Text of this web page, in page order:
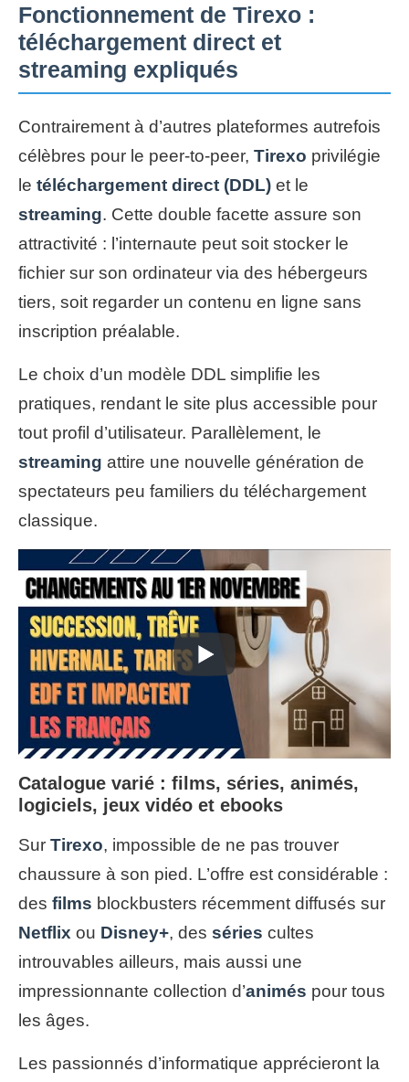
Fonctionnement de Tirexo :
téléchargement direct et
streaming expliqués
Contrairement à d’autres plateformes autrefois
célèbres pour le peer-to-peer, Tirexo privilégie
le téléchargement direct (DDL) et le
streaming. Cette double facette assure son
attractivité : l’internaute peut soit stocker le
fichier sur son ordinateur via des hébergeurs
tiers, soit regarder un contenu en ligne sans
inscription préalable.
Le choix d’un modèle DDL simplifie les
pratiques, rendant le site plus accessible pour
tout profil d’utilisateur. Parallèlement, le
streaming attire une nouvelle génération de
spectateurs peu familiers du téléchargement
classique.
Catalogue varié : films, séries, animés,
logiciels, jeux vidéo et ebooks
Sur Tirexo, impossible de ne pas trouver
chaussure à son pied. L’offre est considérable :
des films blockbusters récemment diffusés sur
Netflix ou Disney+, des séries cultes
introuvables ailleurs, mais aussi une
impressionnante collection d’animés pour tous
les âges.
Les passionnés d’informatique apprécieront la